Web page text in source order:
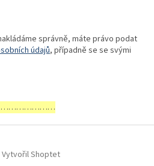
správně, máte právo podat
údajů, případně se se svými
…………………
Vytvořil Shoptet